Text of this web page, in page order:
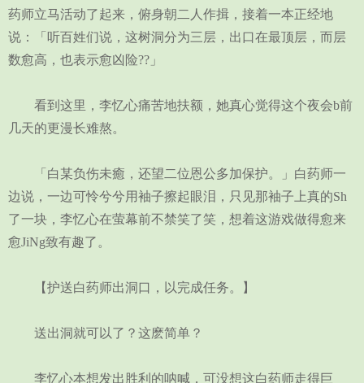
药师立马活动了起来，俯身朝二人作揖，接着一本正经地
说：「听百姓们说，这树洞分为三层，出口在最顶层，而层
数愈高，也表示愈凶险??」
看到这里，李忆心痛苦地扶额，她真心觉得这个夜会b前
几天的更漫长难熬。
「白某负伤未癒，还望二位恩公多加保护。」白药师一
边说，一边可怜兮兮用袖子擦起眼泪，只见那袖子上真的Sh
了一块，李忆心在萤幕前不禁笑了笑，想着这游戏做得愈来
愈JiNg致有趣了。
【护送白药师出洞口，以完成任务。】
送出洞就可以了？这麽简单？
李忆心本想发出胜利的呐喊，可没想这白药师走得巨